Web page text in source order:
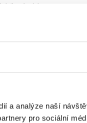
a analýze naší
pro sociální
s rhodolitom Mystic